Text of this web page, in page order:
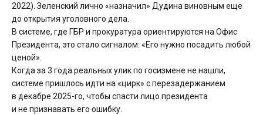
2022). Зеленский лично «назначил» Дудина виновным еще
до открытия уголовного дела.
В системе, где ГБР и прокуратура ориентируются на Офис
Президента, это стало сигналом: «Его нужно посадить любой
ценой».
Когда за 3 года реальных улик по госизмене не нашли,
системе пришлось идти на «цирк» с перезадержанием
в декабре 2025-го, чтобы спасти лицо президента
и не признавать его ошибку.